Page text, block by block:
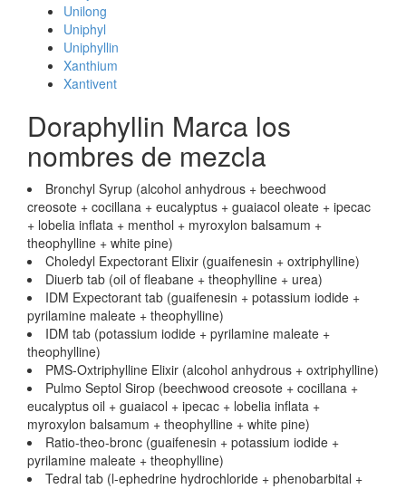
Unilong
Uniphyl
Uniphyllin
Xanthium
Xantivent
Doraphyllin Marca los
nombres de mezcla
Bronchyl Syrup (alcohol anhydrous + beechwood
creosote + cocillana + eucalyptus + guaiacol oleate + ipecac
+ lobelia inflata + menthol + myroxylon balsamum +
theophylline + white pine)
Choledyl Expectorant Elixir (guaifenesin + oxtriphylline)
Diuerb tab (oil of fleabane + theophylline + urea)
IDM Expectorant tab (guaifenesin + potassium iodide +
pyrilamine maleate + theophylline)
IDM tab (potassium iodide + pyrilamine maleate +
theophylline)
PMS-Oxtriphylline Elixir (alcohol anhydrous + oxtriphylline)
Pulmo Septol Sirop (beechwood creosote + cocillana +
eucalyptus oil + guaiacol + ipecac + lobelia inflata +
myroxylon balsamum + theophylline + white pine)
Ratio-theo-bronc (guaifenesin + potassium iodide +
pyrilamine maleate + theophylline)
Tedral tab (l-ephedrine hydrochloride + phenobarbital +